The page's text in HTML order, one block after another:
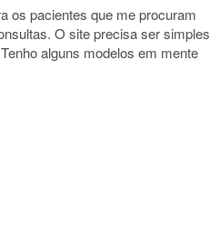
os pacientes que me procuram
O site precisa ser simples
alguns modelos em mente